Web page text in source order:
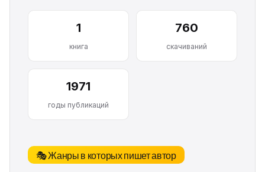
1
книга
760
скачиваний
1971
годы публикаций
🎭 Жанры в которых пишет автор